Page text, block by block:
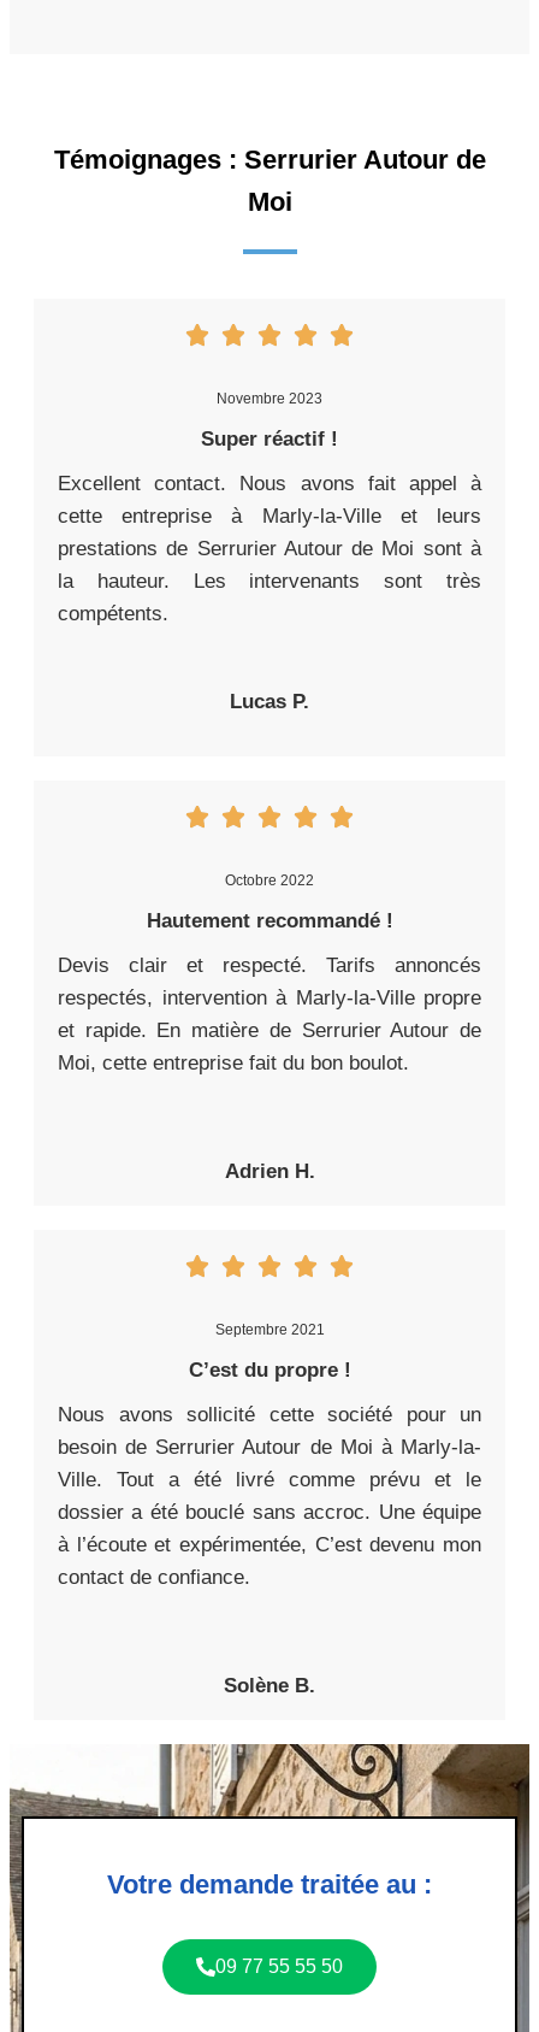
Témoignages : Serrurier Autour de
Moi
Novembre 2023
Super réactif !
Excellent contact. Nous avons fait appel à
cette entreprise à Marly-la-Ville et leurs
prestations de Serrurier Autour de Moi sont à
la hauteur. Les intervenants sont très
compétents.
Lucas P.
Octobre 2022
Hautement recommandé !
Devis clair et respecté. Tarifs annoncés
respectés, intervention à Marly-la-Ville propre
et rapide. En matière de Serrurier Autour de
Moi, cette entreprise fait du bon boulot.
Adrien H.
Septembre 2021
C’est du propre !
Nous avons sollicité cette société pour un
besoin de Serrurier Autour de Moi à Marly-la-
Ville. Tout a été livré comme prévu et le
dossier a été bouclé sans accroc. Une équipe
à l’écoute et expérimentée, C’est devenu mon
contact de confiance.
Solène B.
Votre demande traitée au :
09 77 55 55 50